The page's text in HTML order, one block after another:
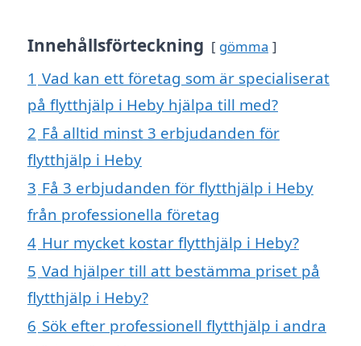
Innehållsförteckning gömma
1 Vad kan ett företag som är specialiserat
på flytthjälp i Heby hjälpa till med?
2 Få alltid minst 3 erbjudanden för
flytthjälp i Heby
3 Få 3 erbjudanden för flytthjälp i Heby
från professionella företag
4 Hur mycket kostar flytthjälp i Heby?
5 Vad hjälper till att bestämma priset på
flytthjälp i Heby?
6 Sök efter professionell flytthjälp i andra